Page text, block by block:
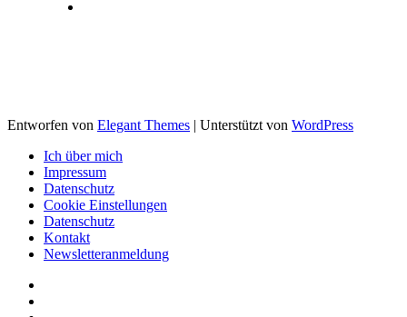
Entworfen von Elegant Themes | Unterstützt von WordPress
Ich über mich
Impressum
Datenschutz
Cookie Einstellungen
Datenschutz
Kontakt
Newsletteranmeldung